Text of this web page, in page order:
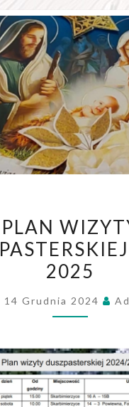
WIZYTY
2024
2025
PLAN
2025
14 Grudnia 2024